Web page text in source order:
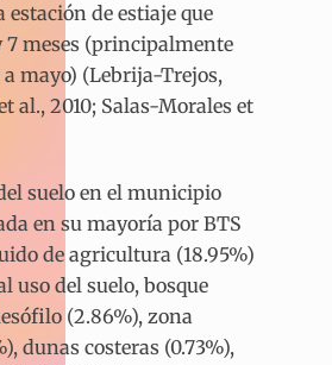
estación de estiaje que
7 meses (principalmente
mayo) (Lebrija-Trejos,
al., 2010; Salas-Morales et
suelo en el municipio
en su mayoría por BTS
de agricultura (18.95%)
uso del suelo, bosque
(2.86%), zona
dunas costeras (0.73%),